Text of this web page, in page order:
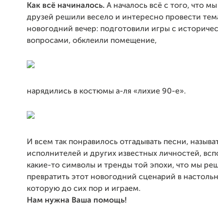
Как всё начиналось. А началось всё с того, что
друзей решили весело и интересно провести
новогодний вечер: подготовили игры с
вопросами, обклеили помещение,
нарядились в костюмы а-ля «лихие 90-е».
И всем так понравилось отгадывать песни,
исполнителей и других известных личностей,
какие-то символы и тренды той эпохи, что мы
превратить этот новогодний сценарий в
которую до сих пор и играем.
Нам нужна Ваша помощь!